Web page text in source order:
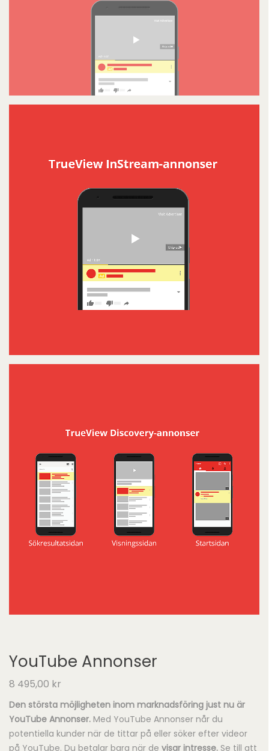
YouTube Annonser
8 495,00 kr
Den största möjligheten inom marknadsföring just nu är
YouTube Annonser. Med YouTube Annonser når du
potentiella kunder när de tittar på eller söker efter videor
på YouTube. Du betalar bara när de visar intresse. Se till att